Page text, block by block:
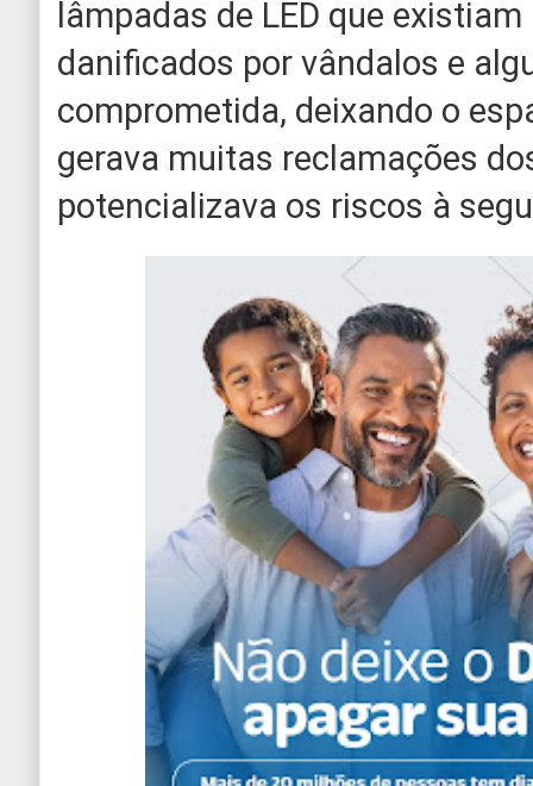
lâmpadas de LED que
danificados por vândalos e
comprometida, deixando o
gerava muitas reclamações
potencializava os riscos à